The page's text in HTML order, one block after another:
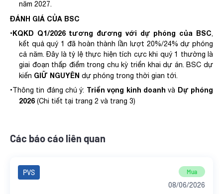
năm 2027.
ĐÁNH GIÁ CỦA BSC
•KQKD Q1/2026 tương đương với dự phóng của BSC,
kết quả quý 1 đã hoàn thành lần lượt 20%/24% dự phóng
cả năm. Đây là tỷ lệ thực hiện tích cực khi quý 1
thường là
giai đoạn thấp điểm trong chu kỳ triển khai dự án. BSCdự
kiến GIỮ NGUYÊN dự phóng trong thời gian tới.
•Thông tin đáng chú ý: Triển vọng kinh doanh và Dự phóng
2026 (Chi tiết tại trang 2 và trang 3)
Các báo cáo liên quan
PVS Mua
08/06/2026